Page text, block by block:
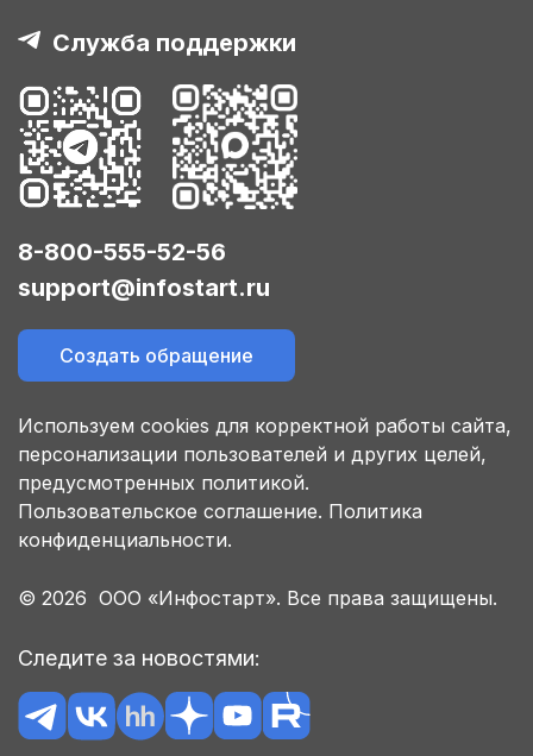
Служба поддержки
8-800-555-52-56
support@infostart.ru
Создать обращение
Используем cookies для корректной работы сайта,
персонализации пользователей и других целей,
предусмотренных политикой.
Пользовательское соглашение. Политика
конфиденциальности.
© 2026 ООО «Инфостарт». Все права защищены.
Следите за новостями: